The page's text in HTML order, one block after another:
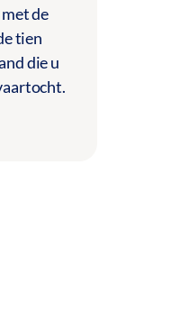
de
tien
die u